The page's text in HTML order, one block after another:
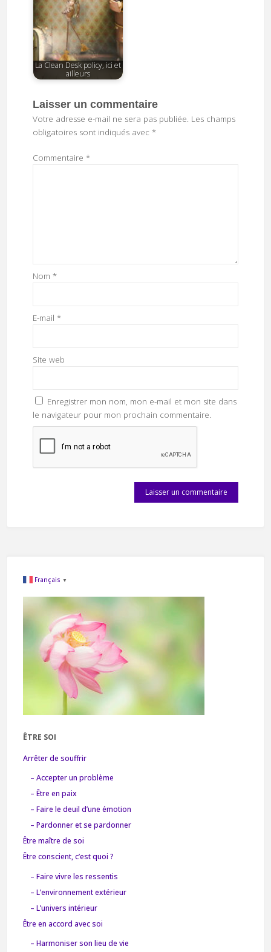
La Clean Desk policy, ici et
ailleurs
Laisser un commentaire
Votre adresse e-mail ne sera pas publiée. Les champs
obligatoires sont indiqués avec *
Commentaire *
Nom *
E-mail *
Site web
Enregistrer mon nom, mon e-mail et mon site dans
le navigateur pour mon prochain commentaire.
Français ▼
ÊTRE SOI
Arrêter de souffrir
– Accepter un problème
– Être en paix
– Faire le deuil d’une émotion
– Pardonner et se pardonner
Être maître de soi
Être conscient, c’est quoi ?
– Faire vivre les ressentis
– L’environnement extérieur
– L’univers intérieur
Être en accord avec soi
– Harmoniser son lieu de vie